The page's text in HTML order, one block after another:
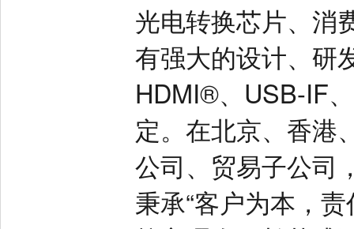
光电转换芯片、消
有强大的设计、研
HDMI®、USB-IF
定。在北京、香港
公司、贸易子公司
秉承“客户为本，